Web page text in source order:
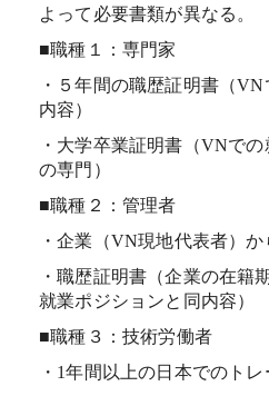
よって必要書類が異なる。
■職種１：専門家
・５年間の職歴証明書（
内容）
・大学卒業証明書（VNで
の専門）
■職種２：管理者
・企業（VN現地代表者）か
・職歴証明書（企業の在籍
就業ポジションと同内容）
■職種３：技術労働者
・1年間以上の日本でのト